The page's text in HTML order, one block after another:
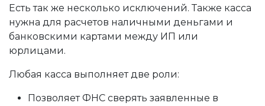
Есть так же несколько исключений. Также касса
нужна для расчетов наличными деньгами и
банковскими картами между ИП или
юрлицами.
Любая касса выполняет две роли:
Позволяет ФНС сверять заявленные в